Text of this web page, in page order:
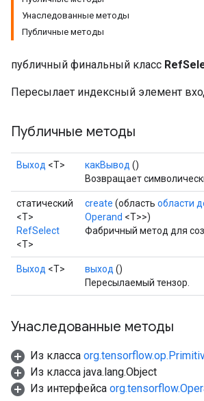
Унаследованные методы
Публичные методы
публичный финальный класс
Пересылает индексный элемент
Публичные методы
Выход <Т> какВывод ()
Возвращает
статический
<T>
RefSelect
<T>
create (область области
Operand <T>>)
Фабричный метод для
Выход <Т> выход ()
Пересылаемый тензор.
Унаследованные методы
Из класса
Из класса java.lang.Object
Из интерфейса